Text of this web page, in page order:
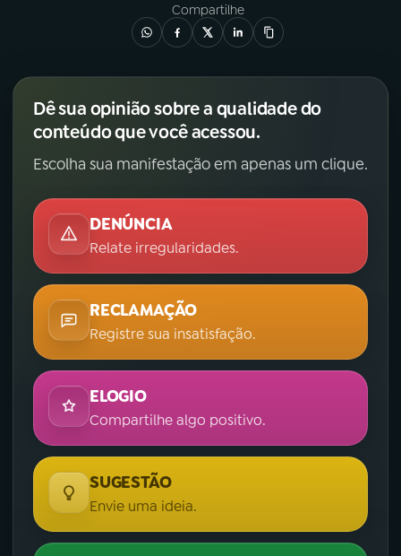
Compartilhe
Dê sua opinião sobre a qualidade do
conteúdo que você acessou.
Escolha sua manifestação em apenas um clique.
DENÚNCIA
Relate irregularidades.
RECLAMAÇÃO
Registre sua insatisfação.
ELOGIO
Compartilhe algo positivo.
SUGESTÃO
Envie uma ideia.